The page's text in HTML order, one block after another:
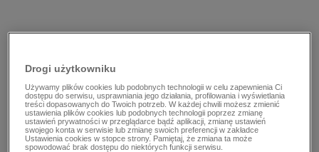
Drogi użytkowniku
Używamy plików cookies lub podobnych technologii w celu zapewnienia Ci
dostępu do serwisu, usprawniania jego działania, profilowania i wyświetlania
treści dopasowanych do Twoich potrzeb. W każdej chwili możesz zmienić
ustawienia plików cookies lub podobnych technologii poprzez zmianę
ustawień prywatności w przeglądarce bądź aplikacji, zmianę ustawień
swojego konta w serwisie lub zmianę swoich preferencji w zakładce
Ustawienia cookies w stopce strony. Pamiętaj, że zmiana ta może
spowodować brak dostępu do niektórych funkcji serwisu.